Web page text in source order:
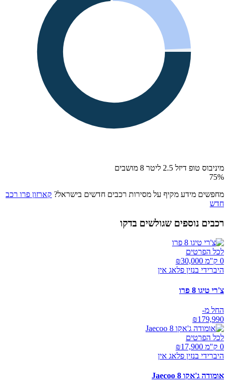
מיניבוס טופ דיזל 2.5 ליטר 8 מושבים
75%
מחפשים מידע מקיף על מסירות רכבים חדשים בישראל? קארזון פרו רכב
חדש
רכבים נוספים שגולשים בדקו
לכל הפרטים
0 ק"מ ₪
30,000
היברידי בנזין פלאג אין
צ'רי טיגו 8 פרו
החל מ-
₪179,990
לכל הפרטים
0 ק"מ ₪
17,900
היברידי בנזין פלאג אין
אומודה ג'אקו Jaecoo 8